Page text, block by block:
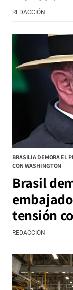
REDACCIÓN
BRASILIA DEMORA EL
CON WASHINGTON
Brasil
tensión
REDACCIÓN